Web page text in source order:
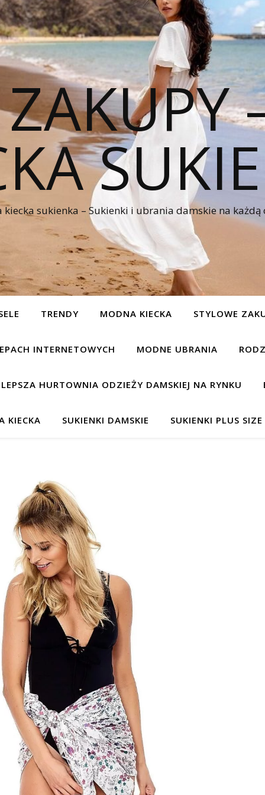
kiecka sukienka – Sukienki i ubrania damskie na każdą
TRENDY MODNA KIECKA STYLOWE
INTERNETOWYCH MODNE UBRANIA
HURTOWNIA ODZIEŻY DAMSKIEJ NA RYNKU
KIECKA SUKIENKI DAMSKIE SUKIENKI PLUS SIZE